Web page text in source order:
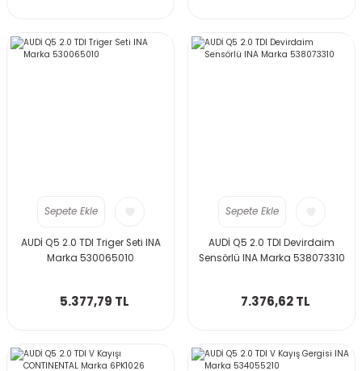
Sepete Ekle
AUDİ Q5 2.0 TDI Triger Seti INA
Marka 530065010
5.377,79 TL
Sepete Ekle
AUDİ Q5 2.0 TDI Devirdaim
Sensörlü INA Marka 538073310
7.376,62 TL